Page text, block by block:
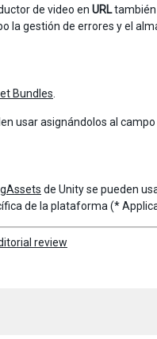
de video en URLtambién
la gestión de errores y el
Bundles
usar asignándolos al campo
de Unity se pueden
de la plataforma (*
review